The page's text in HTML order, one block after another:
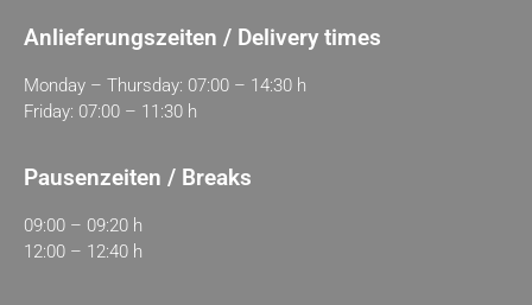
Anlieferungszeiten / Delivery times
Monday – Thursday: 07:00 – 14:30 h
Friday: 07:00 – 11:30 h
Pausenzeiten / Breaks
09:00 – 09:20 h
12:00 – 12:40 h